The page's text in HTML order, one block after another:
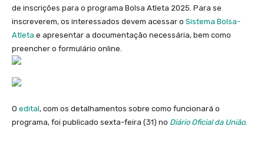
de inscrições para o programa Bolsa Atleta 2025. Para se
inscreverem, os interessados devem acessar o Sistema Bolsa-
Atleta e apresentar a documentação necessária, bem como
preencher o formulário online.
O edital, com os detalhamentos sobre como funcionará o
programa, foi publicado sexta-feira (31) no Diário Oficial da União.